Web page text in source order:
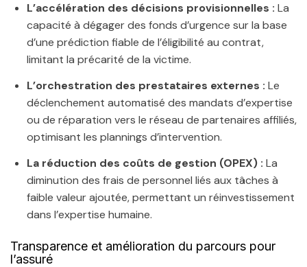
L’accélération des décisions provisionnelles : La
capacité à dégager des fonds d’urgence sur la base
d’une prédiction fiable de l’éligibilité au contrat,
limitant la précarité de la victime.
L’orchestration des prestataires externes : Le
déclenchement automatisé des mandats d’expertise
ou de réparation vers le réseau de partenaires affiliés,
optimisant les plannings d’intervention.
La réduction des coûts de gestion (OPEX) : La
diminution des frais de personnel liés aux tâches à
faible valeur ajoutée, permettant un réinvestissement
dans l’expertise humaine.
Transparence et amélioration du parcours pour
l’assuré